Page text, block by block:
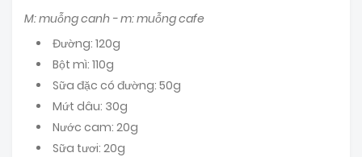
M: muỗng canh - m: muỗng cafe
Đường: 120g
Bột mì: 110g
Sữa đặc có đường: 50g
Mứt dâu: 30g
Nước cam: 20g
Sữa tươi: 20g